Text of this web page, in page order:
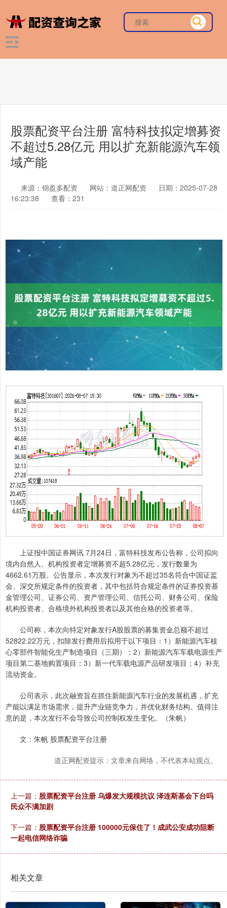
股票配资平台注册 富特科技拟定增募资
不超过5.28亿元 用以扩充新能源汽车领
域产能
来源：锦盈多配资 网站：道正网配资
日期：2025-07-28
16:23:38
查看：231
上证报中国证券网讯 7月24日，富特科技发布公告称，公司拟向
境内自然人、机构投资者定增募资不超5.28亿元，发行数量为
4662.61万股。公告显示，本次发行对象为不超过35名符合中国证监
会、深交所规定条件的投资者，其中包括符合规定条件的证券投资基
金管理公司、证券公司、资产管理公司、信托公司、财务公司、保险
机构投资者、合格境外机构投资者以及其他合格的投资者等。
公司称，本次向特定对象发行A股股票的募集资金总额不超过
52822.22万元，扣除发行费用后拟用于以下项目：1）新能源汽车核
心零部件智能化生产制造项目（三期）；2）新能源汽车车载电源生产
项目第二基地购置项目；3）新一代车载电源产品研发项目；4）补充
流动资金。
公司表示，此次融资旨在抓住新能源汽车行业的发展机遇，扩充
产能以满足市场需求，提升产业链竞争力，并优化财务结构。值得注
意的是，本次发行不会导致公司控制权发生变化。（朱帆）
文：朱帆 股票配资平台注册
道正网配资提示：文章来自网络，不代表本站观点。
上一篇： 股票配资平台注册 乌爆发大规模抗议 泽连斯基会下台吗
民众不满加剧
下一篇： 股票配资平台注册 100000元保住了！成武公安成功阻断
一起电信网络诈骗
相关文章